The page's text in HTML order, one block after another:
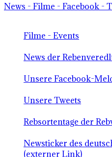
News - Filme - Facebook -
Filme - Events
News der
Unsere Facebook-
Unsere Tweets
Rebsortentage der
Newsticker des
(externer Link)